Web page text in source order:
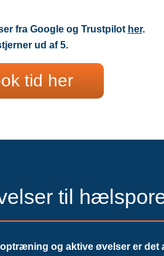
fra Google og Trustpilot her.
ud af 5.
tid her
til
og aktive øvelser er